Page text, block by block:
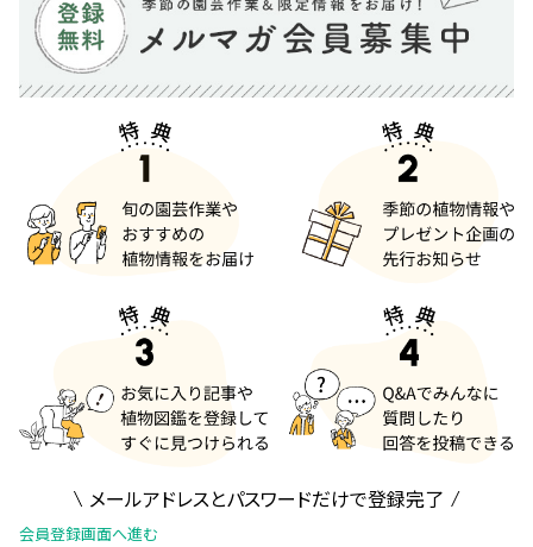
メールアドレスとパスワードだけで登録完了
会員登録画面へ進む